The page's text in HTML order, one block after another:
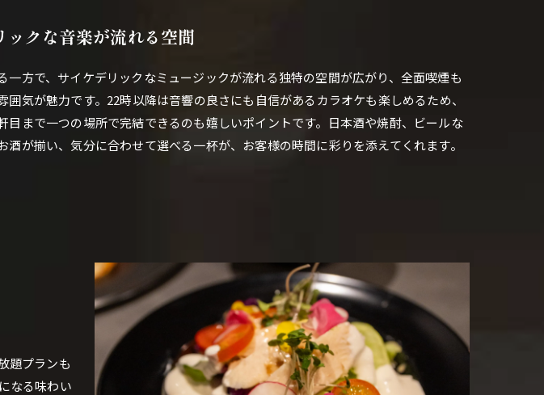
ックな音楽が流れる空間
一方で、サイケデリックなミュージックが流れる独特の空間が広がり、全面喫煙も
囲気が魅力です。22時以降は音響の良さにも自信があるカラオケも楽しめるため、
目まで一つの場所で完結できるのも嬉しいポイントです。日本酒や焼酎、ビールな
酒が揃い、気分に合わせて選べる一杯が、お客様の時間に彩りを添えてくれます。
題プランも
なる味わい